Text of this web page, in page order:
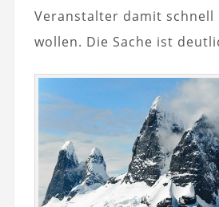
Veranstalter damit schnell
wollen. Die Sache ist